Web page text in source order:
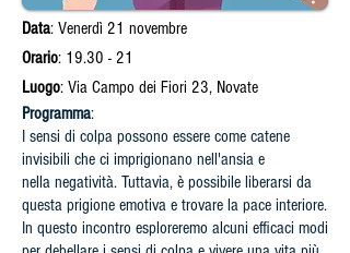
Data: Venerdì 21 novembre
Orario: 19.30 - 21
Luogo: Via Campo dei Fiori 23, Novate
Programma:
I sensi di colpa possono essere come catene
invisibili che ci imprigionano nell'ansia e
nella negatività. Tuttavia, è possibile liberarsi da
questa prigione emotiva e trovare la pace interiore.
In questo incontro esploreremo alcuni efficaci modi